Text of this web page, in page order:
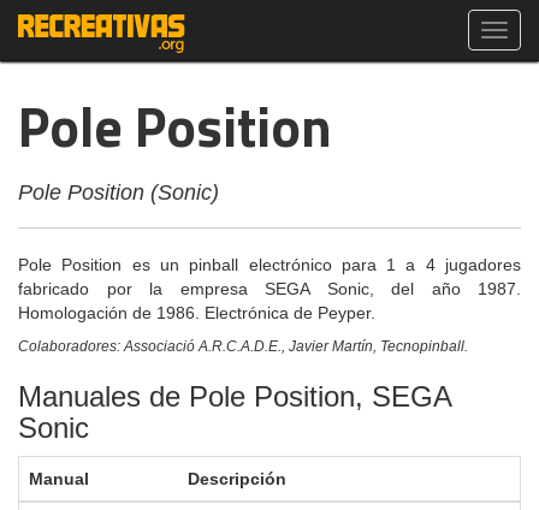
Pole Position
Pole Position (Sonic)
Pole Position es un pinball electrónico para 1 a 4 jugadores
fabricado por la empresa SEGA Sonic, del año 1987.
Homologación de 1986. Electrónica de Peyper.
Colaboradores: Associació A.R.C.A.D.E., Javier Martín, Tecnopinball.
Manuales de Pole Position, SEGA
Sonic
Manual Descripción